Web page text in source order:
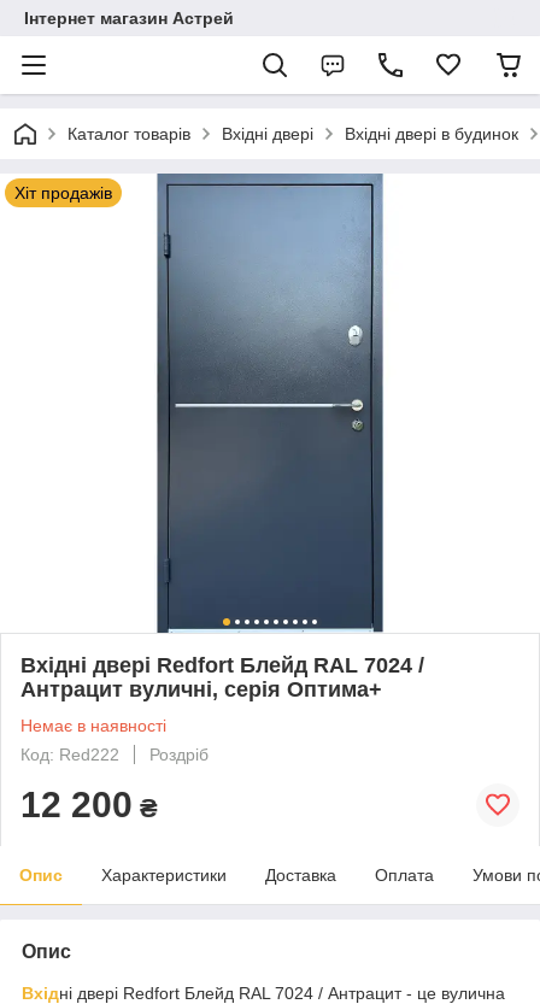
Інтернет магазин Астрей
Каталог товарів Вхідні двері Вхідні двері в будинок
Хіт продажів
Вхідні двері Redfort Блейд RAL 7024 /
Антрацит вуличні, серія Оптима+
Немає в наявності
Код: Red222
Роздріб
12 200 ₴
Опис Характеристики Доставка Оплата Умови
Опис
Вхідні двері Redfort Блейд RAL 7024 / Антрацит - це вулична